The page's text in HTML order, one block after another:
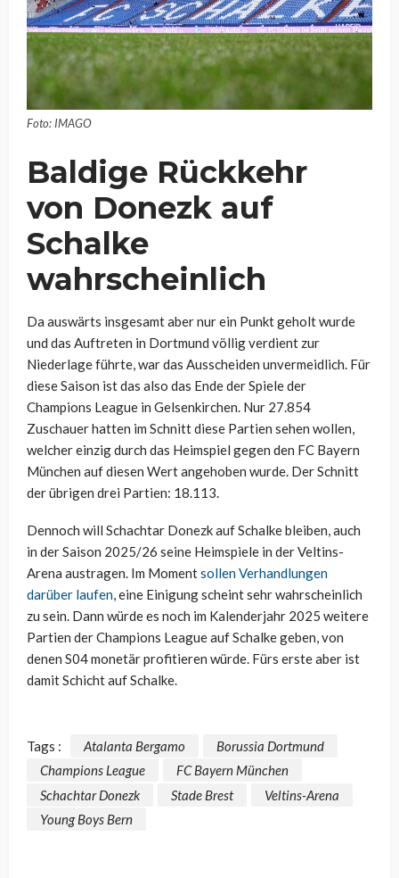
Foto: IMAGO
Baldige Rückkehr
von Donezk auf
Schalke
wahrscheinlich
Da auswärts insgesamt aber nur ein Punkt geholt wurde
und das Auftreten in Dortmund völlig verdient zur
Niederlage führte, war das Ausscheiden unvermeidlich. Für
diese Saison ist das also das Ende der Spiele der
Champions League in Gelsenkirchen. Nur 27.854
Zuschauer hatten im Schnitt diese Partien sehen wollen,
welcher einzig durch das Heimspiel gegen den FC Bayern
München auf diesen Wert angehoben wurde. Der Schnitt
der übrigen drei Partien: 18.113.
Dennoch will Schachtar Donezk auf Schalke bleiben, auch
in der Saison 2025/26 seine Heimspiele in der Veltins-
Arena austragen. Im Momentsollen Verhandlungen
darüber laufen, eine Einigung scheint sehr wahrscheinlich
zu sein. Dann würde es noch im Kalenderjahr 2025 weitere
Partien der Champions League auf Schalke geben, von
denen S04 monetär profitieren würde. Fürs erste aber ist
damit Schicht auf Schalke.
Tags : Atalanta Bergamo
Borussia Dortmund
Champions League
FC Bayern München
Schachtar Donezk
Stade Brest
Veltins-Arena
Young Boys Bern